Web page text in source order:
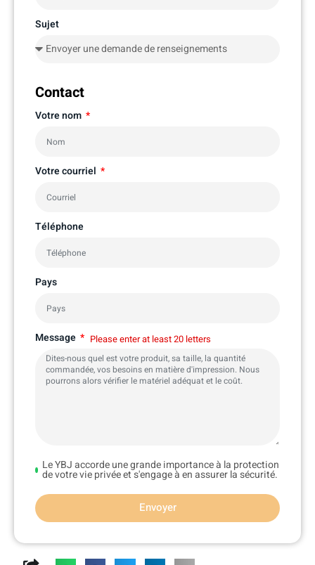
Sujet
Contact
Votre nom
Votre courriel
Téléphone
Pays
Message Please enter at least 20 letters
Le YBJ accorde une grande importance à la protection
de votre vie privée et s'engage à en assurer la sécurité.
Envoyer